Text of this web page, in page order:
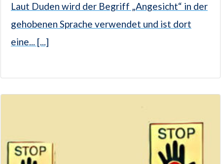
Laut Duden wird der Begriff „Angesicht“ in der
gehobenen Sprache verwendet und ist dort
eine... [...]